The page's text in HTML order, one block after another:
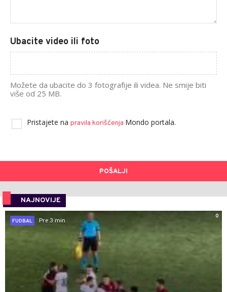
Ubacite video ili foto
Možete da ubacite do 3 fotografije ili videa. Ne smije biti
više od 25 MB.
Pristajete na pravila korišćenja Mondo portala.
POŠALJI
NAJNOVIJE
0
FUDBAL
Pre 3 min